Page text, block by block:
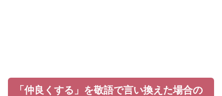
「仲良くする」を敬語で言い換えた場合の